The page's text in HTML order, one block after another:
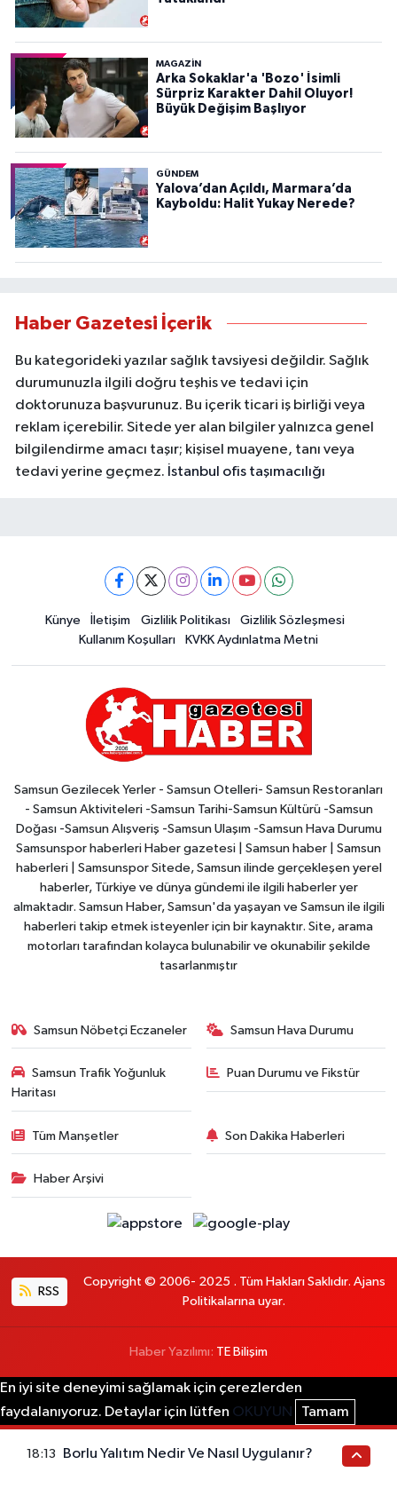
MAGAZİN
Arka Sokaklar'a 'Bozo' İsimli
Sürpriz Karakter Dahil Oluyor!
Büyük Değişim Başlıyor
GÜNDEM
Yalova’dan Açıldı, Marmara’da
Kayboldu: Halit Yukay Nerede?
Haber Gazetesi İçerik
Bu kategorideki yazılar sağlık tavsiyesi değildir. Sağlık
durumunuzla ilgili doğru teşhis ve tedavi için
doktorunuza başvurunuz. Bu içerik ticari iş birliği veya
reklam içerebilir. Sitede yer alan bilgiler yalnızca genel
bilgilendirme amacı taşır; kişisel muayene, tanı veya
tedavi yerine geçmez. İstanbul ofis taşımacılığı
Künye İletişim Gizlilik Politikası
Gizlilik Sözleşmesi
Kullanım Koşulları
KVKK Aydınlatma Metni
Samsun Gezilecek Yerler - Samsun Otelleri- Samsun Restoranları
- Samsun Aktiviteleri -Samsun Tarihi-Samsun Kültürü -Samsun
Doğası -Samsun Alışveriş -Samsun Ulaşım -Samsun Hava Durumu
Samsunspor haberleri Haber gazetesi | Samsun haber | Samsun
haberleri | Samsunspor Sitede, Samsun ilinde gerçekleşen yerel
haberler, Türkiye ve dünya gündemi ile ilgili haberler yer
almaktadır. Samsun Haber, Samsun'da yaşayan ve Samsun ile ilgili
haberleri takip etmek isteyenler için bir kaynaktır. Site, arama
motorları tarafından kolayca bulunabilir ve okunabilir şekilde
tasarlanmıştır
Samsun Nöbetçi Eczaneler Samsun Hava Durumu
Samsun Trafik Yoğunluk
Haritası
Puan Durumu ve Fikstür
Tüm Manşetler Son Dakika Haberleri
Haber Arşivi
RSS
Copyright © 2006- 2025 . Tüm Hakları Saklıdır. Ajans
Politikalarına uyar.
Haber Yazılımı: TE Bilişim
En iyi site deneyimi sağlamak için çerezlerden
faydalanıyoruz. Detaylar için lütfen OKUYUN Tamam
18:13 Borlu Yalıtım Nedir Ve Nasıl Uygulanır?